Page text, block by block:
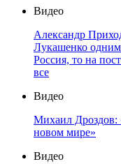
Видео
Александр
Лукашенко одним
Россия, то на
все
Видео
Михаил Дроздов:
новом мире»
Видео